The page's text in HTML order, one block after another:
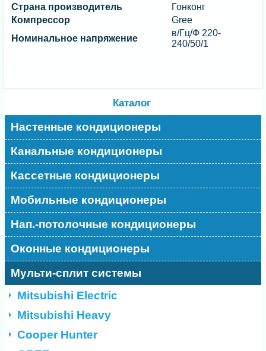
Страна производитель
Гонконг
Компрессор
Gree
Номинальное напряжение
в/Гц/Ф 220-
240/50/1
Каталог
Настенные кондиционеры
Канальные кондиционеры
Кассетные кондиционеры
Мобильные кондиционеры
Нап.-потолочные кондиционеры
Оконные кондиционеры
Мульти-сплит системы
Mitsubishi Electric
Mitsubishi Heavy
Cooper Hunter